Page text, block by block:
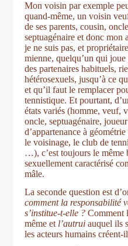
Mon voisin par exemple
quand-même, un voisin
de ses parents, cousin,
septuagénaire et donc mon
je ne suis pas, et
mienne, quelqu’un qui
des partenaires habituels,
hétérosexuels, jusqu’à ce
et qu’il faut le remplacer
tennistique. Et pourtant,
états variés (homme, veuf,
oncle, septuagénaire,
d’appartenance à
le voisinage, le club de
…), c’est toujours le même
sexuellement caractérisé
mâle.
La seconde question est
comment la responsabilité
s’institue-t-elle ?Comment
même et l’autruiauquel ils
les acteurs humains créent-